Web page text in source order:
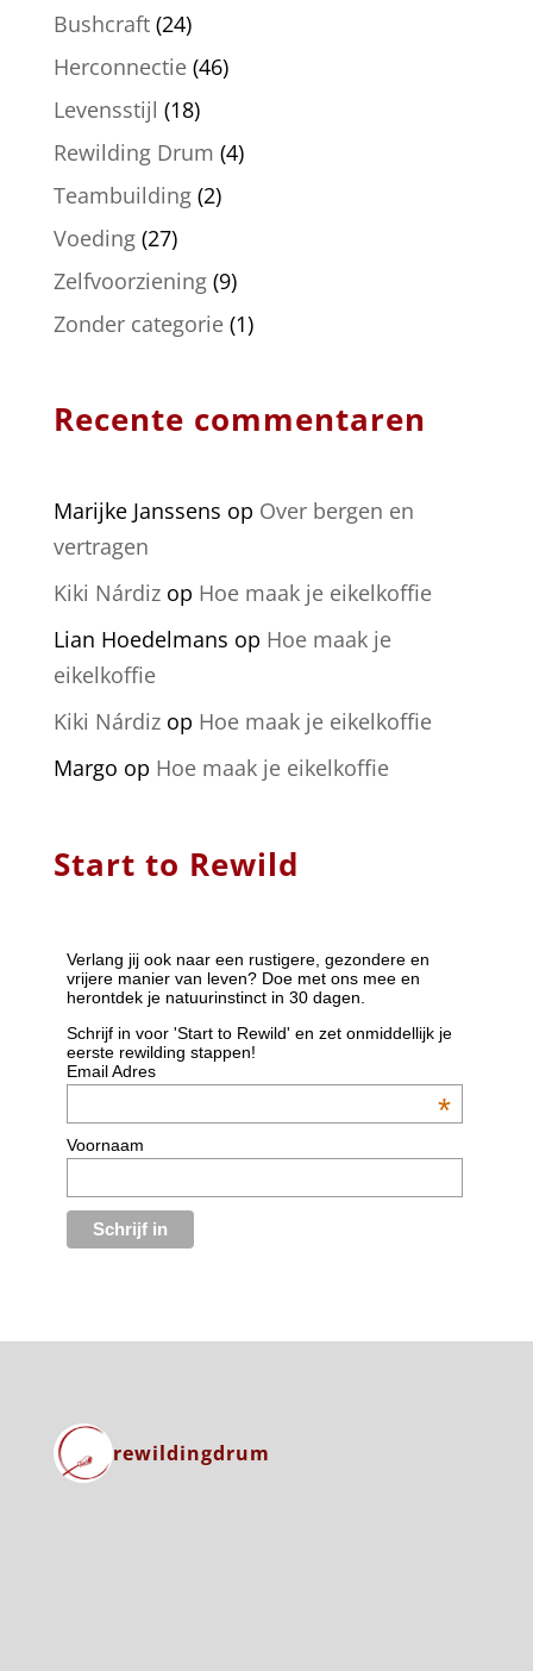
Bushcraft(24)
Herconnectie(46)
Levensstijl (18)
Rewilding Drum (4)
Teambuilding(2)
Voeding(27)
Zelfvoorziening(9)
Zonder categorie(1)
Recente commentaren
Marijke Janssens op Over bergen en
vertragen
Kiki Nárdizop Hoe maak je eikelkoffie
Lian Hoedelmans op Hoe maak je
eikelkoffie
Kiki Nárdizop Hoe maak je eikelkoffie
Margo op Hoe maak je eikelkoffie
Start to Rewild
Verlang jij ook naar een rustigere, gezondere en
vrijere manier van leven? Doe met ons mee en
herontdek je natuurinstinct in 30 dagen.
Schrijf in voor 'Start to Rewild' en zet onmiddellijk je
eerste rewilding stappen!
Email Adres
*
Voornaam
rewildingdrum